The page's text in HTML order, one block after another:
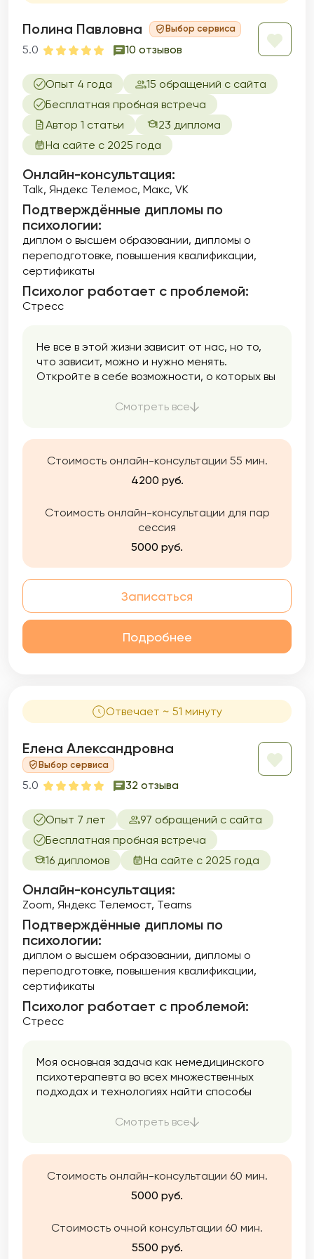
внимание на сексуальной идентичности,
удовлетворенности и интимности в
отношениях. Темы сексуальных дисфункций
практики, и я стремлюсь создать
безопасное пространство для обсуждения
даже самых тонких вопросов. Помогаю
улучшить качество своей интимной жизни и
расширить свои сексуальные горизонты.
Полина Павловна Выбор сервиса
5.0 10 отзывов
Опыт 4 года
15 обращений с сайта
Бесплатная пробная встреча
Автор 1 статьи
23 диплома
На сайте с 2025 года
Онлайн-консультация:
Talk, Яндекс Телемос, Макс, VK
Подтверждённые дипломы по
психологии:
диплом о высшем образовании дипломы о
переподготовке повышения квалификации
сертификаты
Психолог работает с проблемой:
Стресс
Не все в этой жизни зависит от нас, но то,
что зависит, можно и нужно менять.
Откройте в себе возможности, о которых вы
Смотреть все
Стоимость онлайн-консультации 55 мин.
4200 руб.
Стоимость онлайн-консультации для пар
сессия
5000 руб.
Записаться
Подробнее
Отвечает ~ 51 минуту
Елена Александровна
Выбор сервиса
5.0 32 отзыва
Опыт 7 лет
97 обращений с сайта
Бесплатная пробная встреча
16 дипломов
На сайте с 2025 года
Онлайн-консультация:
Zoom, Яндекс Телемост, Teams
Подтверждённые дипломы по
психологии:
диплом о высшем образовании дипломы о
переподготовке повышения квалификации
сертификаты
Психолог работает с проблемой:
Стресс
Моя основная задача как немедицинского
психотерапевта во всех множественных
подходах и технологиях найти способы
Вам внести изменения в свою жизнь в
коучинговые технологии,
психотерапевтические подходы,
образную терапию, в которой органично
гештальт терапии, транзактного анализа. В
Смотреть все
Стоимость онлайн-консультации 60 мин.
5000 руб.
Стоимость очной консультации 60 мин.
5500 руб.